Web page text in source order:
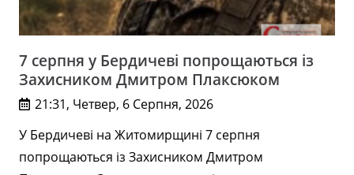
7 серпня у Бердичеві попрощаються із
Захисником Дмитром Плаксюком
21:31, Четвер, 6 Серпня, 2026
У Бердичеві на Житомирщині 7 серпня
попрощаються із Захисником Дмитром